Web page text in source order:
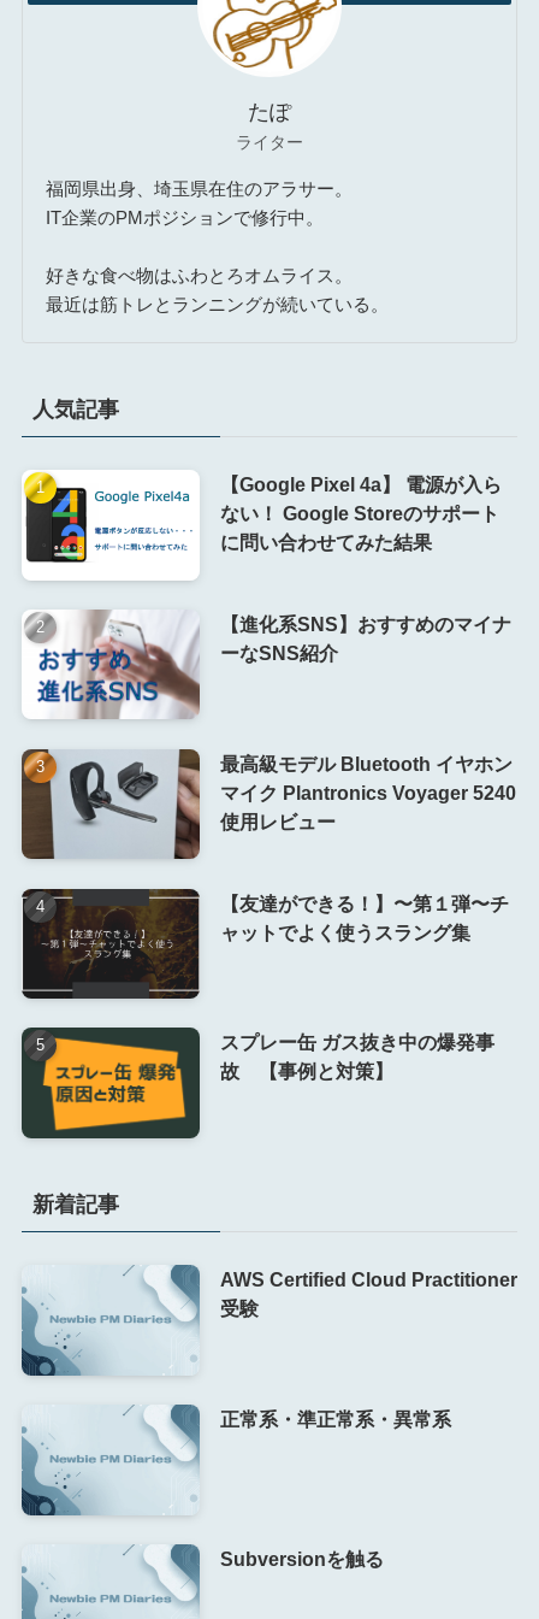
たぽ
ライター
福岡県出身、埼玉県在住のアラサー。
IT企業のPMポジションで修行中。
好きな食べ物はふわとろオムライス。
最近は筋トレとランニングが続いている。
人気記事
【Google Pixel 4a】 電源が入ら
ない！ Google Storeのサポート
に問い合わせてみた結果
【進化系SNS】おすすめのマイナ
ーなSNS紹介
最高級モデル Bluetooth イヤホン
マイク Plantronics Voyager 5240
使用レビュー
【友達ができる！】〜第１弾〜チ
ャットでよく使うスラング集
スプレー缶 ガス抜き中の爆発事
故 【事例と対策】
新着記事
AWS Certified Cloud Practitioner
受験
正常系・準正常系・異常系
Subversionを触る